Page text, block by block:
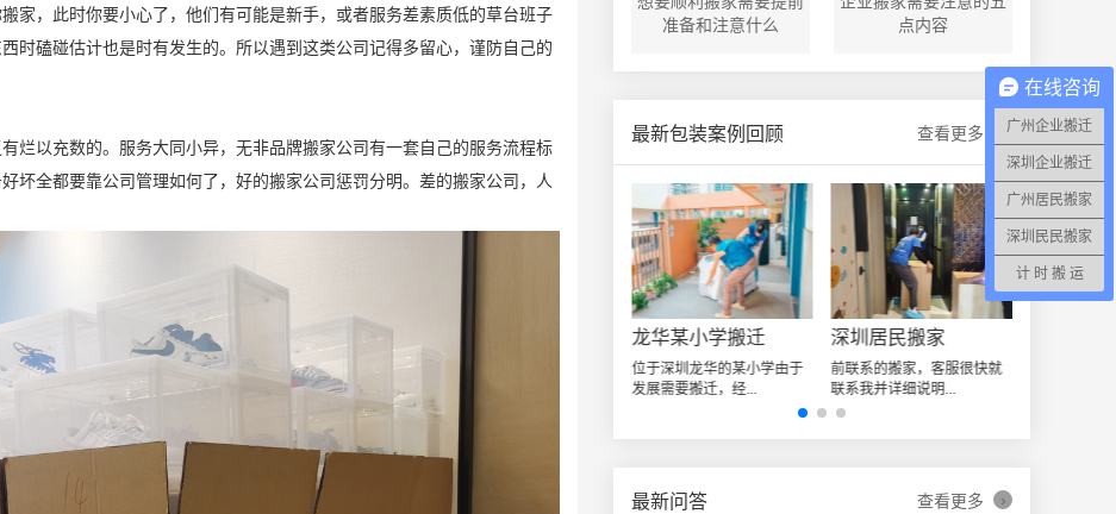
家，此时你要小心了，他们有可能是新手，或者服务差素质低的草台班子
时磕碰估计也是时有发生的。所以遇到这类公司记得多留心，谨防自己的
烂以充数的。服务大同小异，无非品牌搬家公司有一套自己的服务流程标
坏全都要靠公司管理如何了，好的搬家公司惩罚分明。差的搬家公司，人
准备和注意什么
点内容
最新包装案例回顾 查看更多
深圳居民搬家
前联系的搬家，客服很快就
联系我并详细说明...
师傅很积极，全程都没让我
们帮忙，我们次搬...
深圳居民搬家
前联系的搬家，客服很快就
联系我并详细说明...
师傅很积极，全程都没让我
们帮忙，我们次搬...
最新问答 查看更多 ›
在线咨询
广州企业搬迁
深圳企业搬迁
广州居民搬家
深圳民民搬家
计 时 搬 运